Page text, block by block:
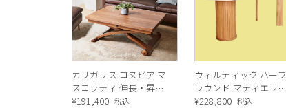
カリガリス コヌビア マ
スコッティ 伸長・昇降
式テーブル ／ Calligaris
¥191,400 税込
ウィルティック ハーフ
ラウンド マティエラ塗
装 ダイニングテーブル
¥228,800 税込